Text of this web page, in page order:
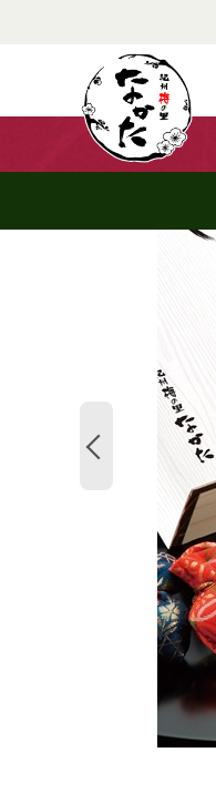
>ご贈答用の商
ホーム >弔事ギフト
ホーム
>価格帯から探